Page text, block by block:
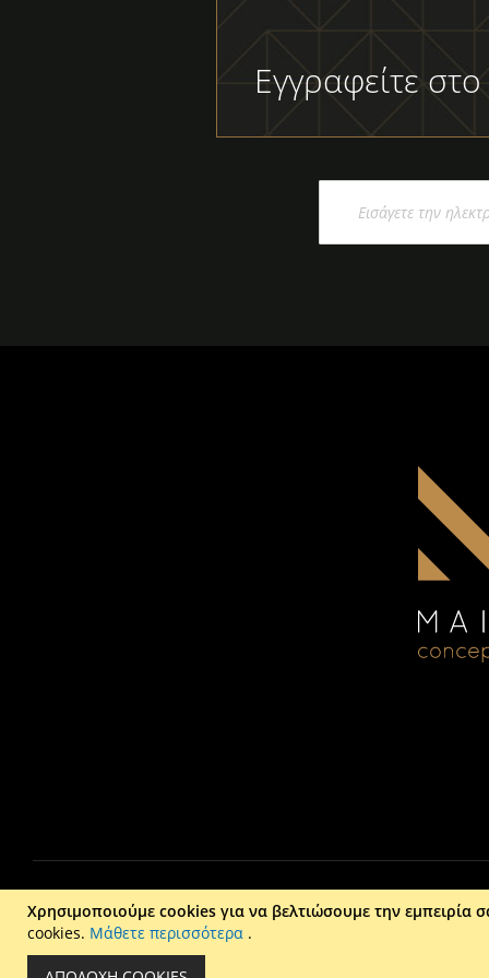
Εγγραφείτε
Χρησιμοποιούμε cookies για να βελτιώσουμε την εμπειρία
cookies. Μάθετε περισσότερα .